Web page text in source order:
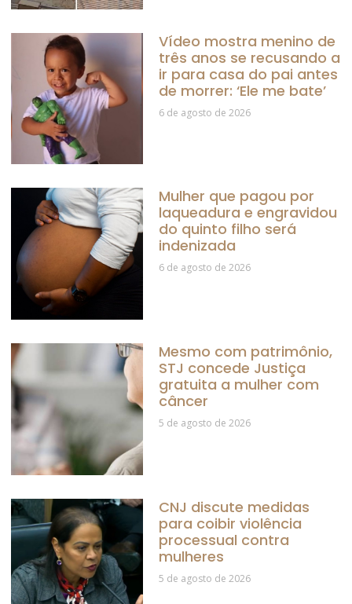
Vídeo mostra menino de
três anos se recusando a
ir para casa do pai antes
de morrer: ‘Ele me bate’
6 de agosto de 2026
Mulher que pagou por
laqueadura e engravidou
do quinto filho será
indenizada
6 de agosto de 2026
Mesmo com patrimônio,
STJ concede Justiça
gratuita a mulher com
câncer
5 de agosto de 2026
CNJ discute medidas
para coibir violência
processual contra
mulheres
5 de agosto de 2026